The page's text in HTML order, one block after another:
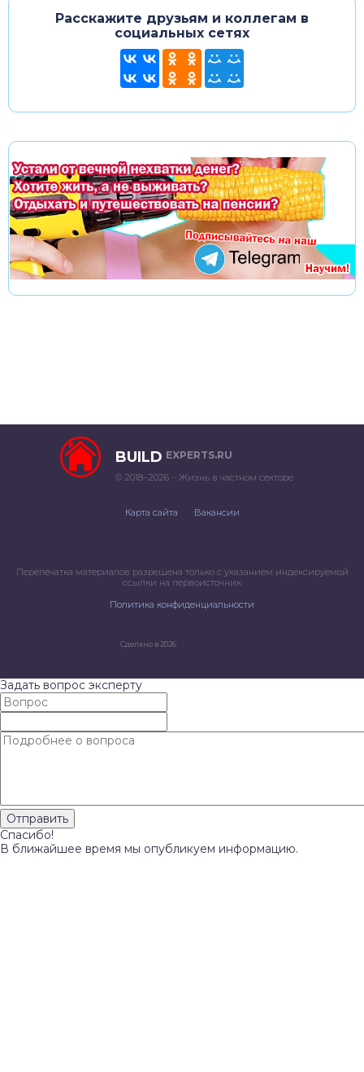
Расскажите друзьям и коллегам в
социальных сетях
BUILD EXPERTS.RU
© 2018–2026 – Жизнь в частном секторе
Карта сайта Вакансии
Перепечатка материалов разрешена только с указанием индексируемой
ссылки на первоисточник
Политика конфиденциальности
Сделано в 2026
Задать вопрос эксперту
Спасибо!
В ближайшее время мы опубликуем информацию.